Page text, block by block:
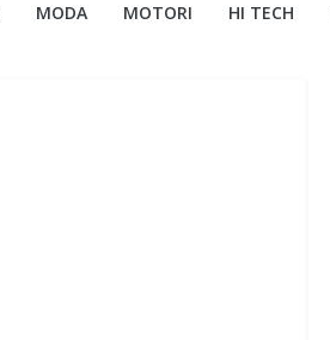
MODA MOTORI HI TECH